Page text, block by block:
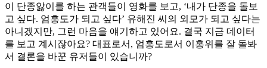
이 단종앓이를 하는 관객들이 영화를 보고, ‘내가 단종을 돌보
고 싶다. 엄흥도가 되고 싶다’ 유해진 씨의 외모가 되고 싶다는
아니겠지만, 그런 마음을 얘기하고 있어요. 결국 지금 데이터
를 보고 계시잖아요? 대표로서, 엄흥도로서 이홍위를 잘 돌봐
서 결론을 바꾼 유저들이 있습니까?